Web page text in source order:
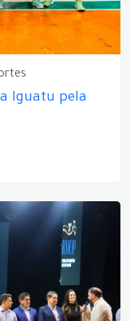
Iguatu pela